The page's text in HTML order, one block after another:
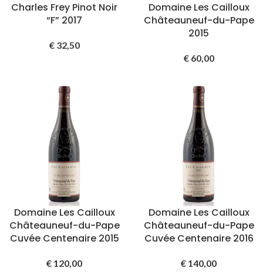
Charles Frey Pinot Noir
“F” 2017
€32,50
Domaine Les Cailloux
Châteauneuf-du-Pape
2015
€60,00
Domaine Les Cailloux
Châteauneuf-du-Pape
Cuvée Centenaire 2015
€ 120,00
Domaine Les Cailloux
Châteauneuf-du-Pape
Cuvée Centenaire 2016
€ 140,00